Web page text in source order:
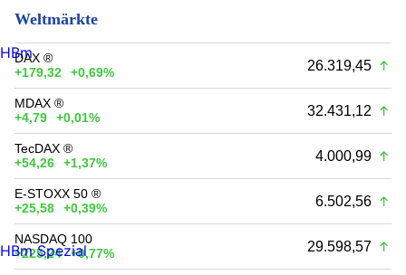
Weltmärkte
DAX ®
+179,32
+0,69% 26.319,45
MDAX ®
+4,79
+0,01% 32.431,12
TecDAX ®
+54,26
+1,37% 4.000,99
E-STOXX 50 ®
+25,58
+0,39% 6.502,56
NASDAQ 100
+225,24
+0,77% 29.598,57
HBm
HBm Spezial